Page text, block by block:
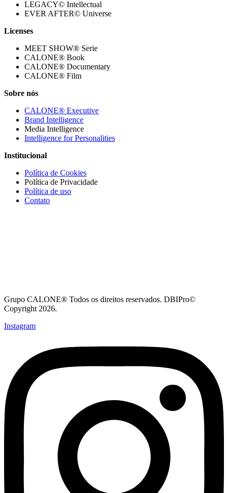
LEGACY© Intellectual
EVER AFTER© Universe
Licenses
MEET SHOW® Serie
CALONE® Book
CALONE® Documentary
CALONE® Film
Sobre nós
CALONE® Executive
Brand Intelligence
Media Intelligence
Intelligence for Personalities
Institucional
Política de Cookies
Política de Privacidade
Política de uso
Contato
Grupo CALONE® Todos os direitos reservados. DBIPro©
Copyright 2026.
Instagram